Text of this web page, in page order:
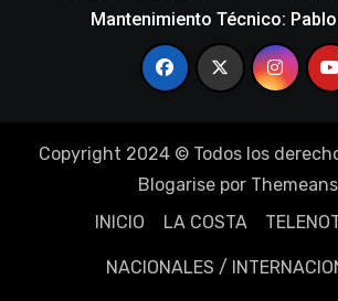
Mantenimiento Técnico:
Copyright 2024 © Todos los
Blogarisepor
INICIO
LA COSTA
NACIONALES /